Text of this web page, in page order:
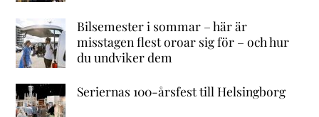
Bilsemester i sommar – här är
misstagen flest oroar sig för – och hur
du undviker dem
Seriernas 100-årsfest till Helsingborg